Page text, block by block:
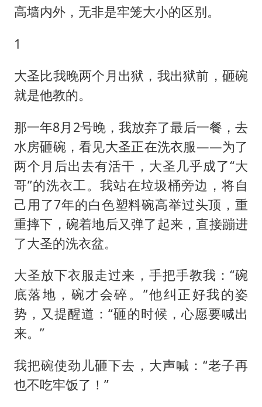
高墙内外，无非是牢笼大小的区别。
1
大圣比我晚两个月出狱，我出狱前，砸碗
就是他教的。
那一年8月2号晚，我放弃了最后一餐，去
水房砸碗，看见大圣正在洗衣服——为了
两个月后出去有活干，大圣几乎成了“大
哥”的洗衣工。我站在垃圾桶旁边，将自
己用了7年的白色塑料碗高举过头顶，重
重摔下，碗着地后又弹了起来，直接蹦进
了大圣的洗衣盆。
大圣放下衣服走过来，手把手教我：“碗
底落地，碗才会碎。”他纠正好我的姿
势，又提醒道：“砸的时候，心愿要喊出
来。”
我把碗使劲儿砸下去，大声喊：“老子再
也不吃牢饭了！”